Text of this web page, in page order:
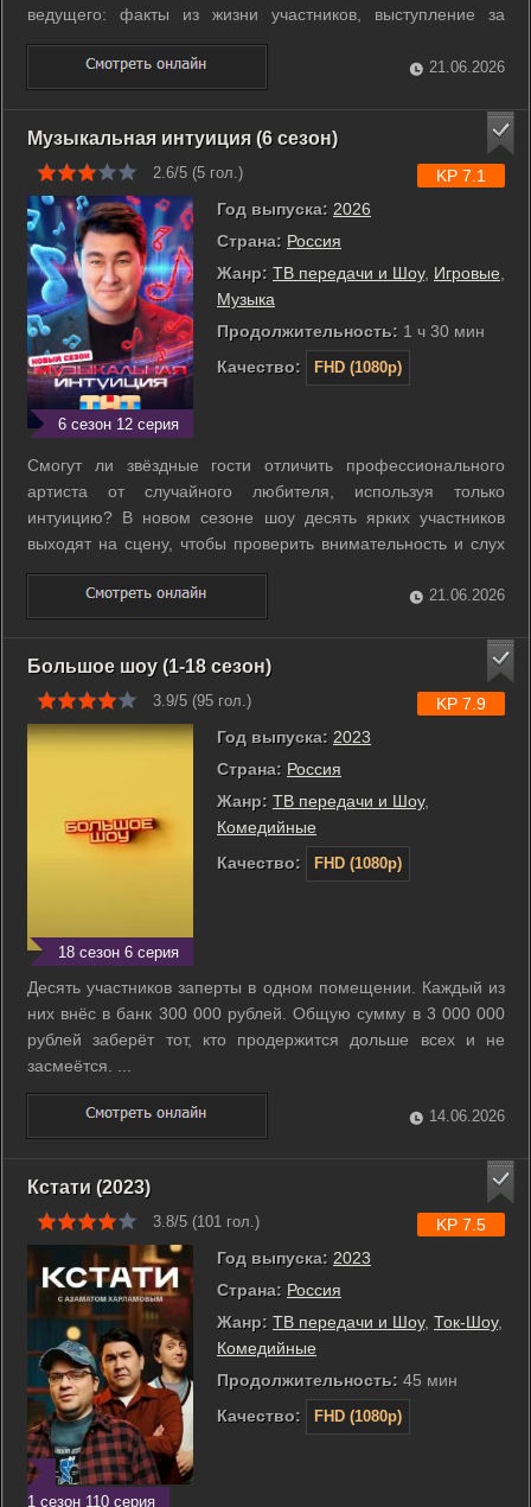
ведущего: факты из жизни участников, выступление за
ширмой и искажённые демо-записи. В финале капитаны
звёздных команд споют дуэтом с участником, которого
выберут сами, не зная ...
21.06.2026
Музыкальная интуиция (6 сезон)
2.6/5 (5 гол.)
6 сезон 12 серия
Год выпуска: 2026
Страна: Россия
Жанр: ТВ передачи и Шоу, Игровые
Музыка
Продолжительность: 1 ч 30 мин
Качество:
FHD (1080p)
KP 7.1
Смогут ли звёздные гости отличить профессионального
артиста от случайного любителя, используя только
интуицию? В новом сезоне шоу десять ярких участников
выходят на сцену, чтобы проверить внимательность и слух
знаменитостей. Судьба денежного приза зависит от умения
распознать талант по жестам, мимике или простому силуэту
за плотной ширмой. Четыре ...
21.06.2026
Большое шоу (1-18 сезон)
3.9/5 (95 гол.)
18 сезон 6 серия
Год выпуска: 2023
Страна: Россия
Жанр: ТВ передачи и Шоу,
Комедийные
Качество:
FHD (1080p)
KP 7.9
Десять участников заперты в одном помещении. Каждый из
них внёс в банк 300 000 рублей. Общую сумму в 3 000 000
рублей заберёт тот, кто продержится дольше всех и не
засмеётся. ...
14.06.2026
Кстати (2023)
3.8/5 (101 гол.)
1 сезон 110 серия
Год выпуска: 2023
Страна: Россия
Жанр: ТВ передачи и Шоу, Ток-Шоу,
Комедийные
Продолжительность: 45 мин
Качество:
FHD (1080p)
KP 7.5